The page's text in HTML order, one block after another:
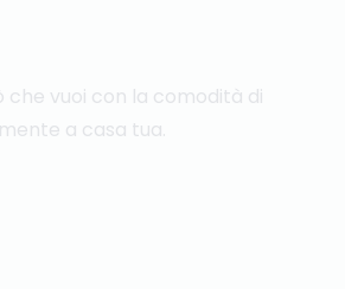
che vuoi con la comodità di
a casa tua.